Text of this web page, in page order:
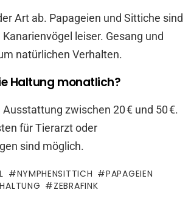
Art ab. Papageien und Sittiche sind
Kanarienvögel leiser. Gesang und
natürlichen Verhalten.
Haltung monatlich?
zwischen 20 € und 50 €.
für Tierarzt oder
sind möglich.
NYMPHENSITTICH
PAPAGEIEN
ZEBRAFINK